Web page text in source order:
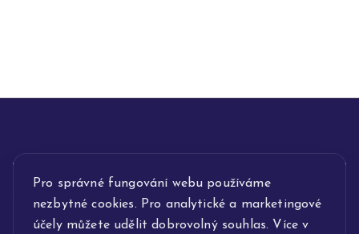
Pro správné fungování webu používáme
nezbytné cookies. Pro analytické a marketingové
účely můžete udělit dobrovolný souhlas. Více v
INFORMACE
POPIS SLUŽEB